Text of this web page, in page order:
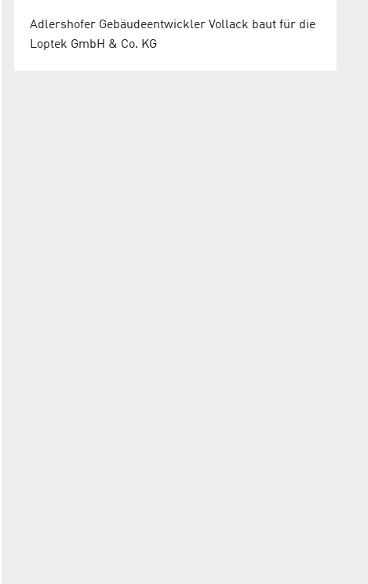
Adlershofer Gebäudeentwickler Vollack baut für die
Loptek GmbH & Co. KG